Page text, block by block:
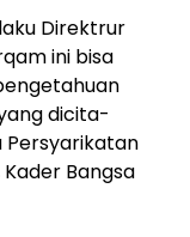
Direktrur
ini bisa
dicita-
Persyarikatan
Bangsa